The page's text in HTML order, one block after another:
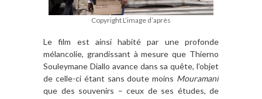
Copyright L’image d’après
Le film est ainsi habité par une profonde
mélancolie, grandissant à mesure que Thierno
Souleymane Diallo avance dans sa quête, l’objet
de celle-ci étant sans doute moins Mouramani
que des souvenirs – ceux de ses études, de